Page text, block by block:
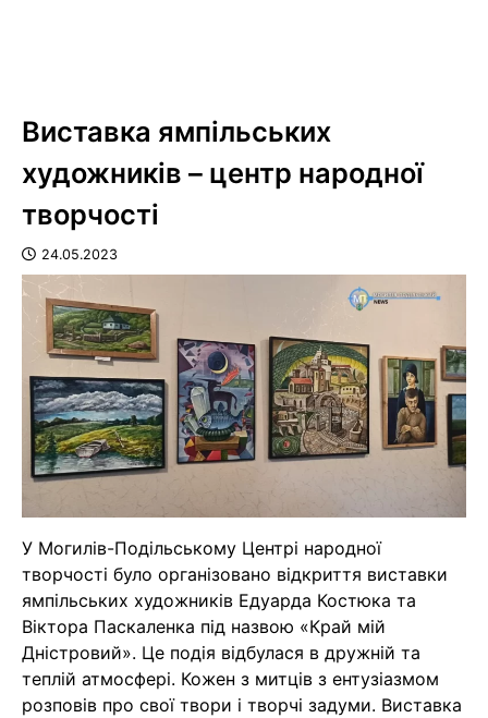
Виставка ямпільських
художників – центр народної
творчості
24.05.2023
У Могилів-Подільському Центрі народної
творчості було організовано відкриття виставки
ямпільських художників Едуарда Костюка та
Віктора Паскаленка під назвою «Край мій
Дністровий». Це подія відбулася в дружній та
теплій атмосфері. Кожен з митців з ентузіазмом
розповів про свої твори і творчі задуми. Виставка